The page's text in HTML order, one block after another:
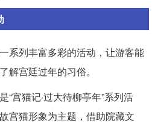
系列丰富多彩的活动，让游客能
解宫廷过年的习俗。
“宫猫记·过大待柳亭年”系列活
宫猫形象为主题，借助院藏文